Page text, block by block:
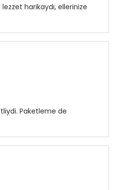
harikaydı, ellerinize
Paketleme de